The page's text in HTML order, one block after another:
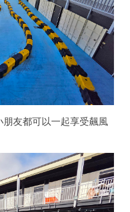
友都可以一起享受飆風